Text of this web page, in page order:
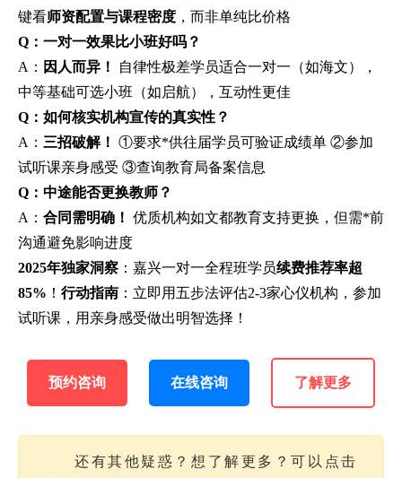
键看师资配置与课程密度 ，而非单纯比价格
Q：一对一效果比小班好吗？
A： 因人而异！
自律性极差学员适合一对一（如海文），
中等基础可选小班（如启航），互动性更佳
Q：如何核实机构宣传的真实性？
A： 三招破解！ ①要求*供往届学员可验证成绩单 ②参加
试听课亲身感受 ③查询教育局备案信息
Q：中途能否更换教师？
A： 合同需明确！ 优质机构如文都教育支持更换，但需*前
沟通避免影响进度
2025年独家洞察 ：嘉兴一对一全程班学员续费推荐率超
85% ！ 行动指南 ：立即用五步法评估2-3家心仪机构，参加
试听课，用亲身感受做出明智选择！
预约咨询 在线咨询 了解更多
还有其他疑惑？想了解更多？可以点击